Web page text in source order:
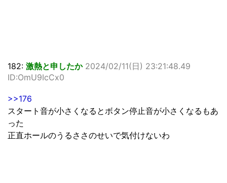
182: 激熱と申したか 2024/02/11(日) 23:21:48.49
ID:OmU9IcCx0
>>176
スタート音が小さくなるとボタン停止音が小さくなるもあ
った
正直ホールのうるささのせいで気付けないわ